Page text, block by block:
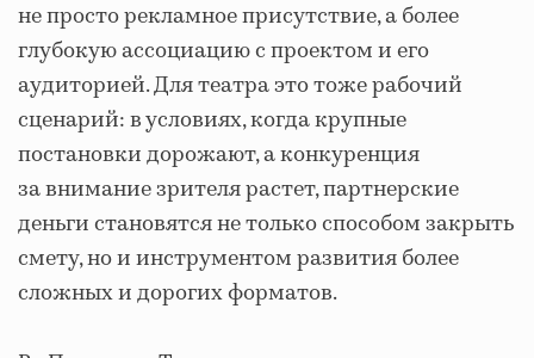
не просто рекламное присутствие, а более
глубокую ассоциацию с проектом и его
аудиторией. Для театра это тоже рабочий
сценарий: в условиях, когда крупные
постановки дорожают, а конкуренция
за внимание зрителя растет, партнерские
деньги становятся не только способом закрыть
смету, но и инструментом развития более
сложных и дорогих форматов.